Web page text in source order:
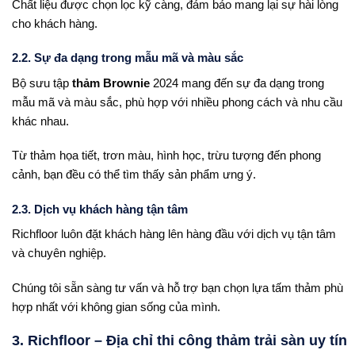
Chất liệu được chọn lọc kỹ càng, đảm bảo mang lại sự hài lòng
cho khách hàng.
2.2. Sự đa dạng trong mẫu mã và màu sắc
Bộ sưu tập thảm Brownie 2024 mang đến sự đa dạng trong
mẫu mã và màu sắc, phù hợp với nhiều phong cách và nhu cầu
khác nhau.
Từ thảm họa tiết, trơn màu, hình học, trừu tượng đến phong
cảnh, bạn đều có thể tìm thấy sản phẩm ưng ý.
2.3. Dịch vụ khách hàng tận tâm
Richfloor luôn đặt khách hàng lên hàng đầu với dịch vụ tận tâm
và chuyên nghiệp.
Chúng tôi sẵn sàng tư vấn và hỗ trợ bạn chọn lựa tấm thảm phù
hợp nhất với không gian sống của mình.
3. Richfloor – Địa chỉ thi công thảm trải sàn uy tín